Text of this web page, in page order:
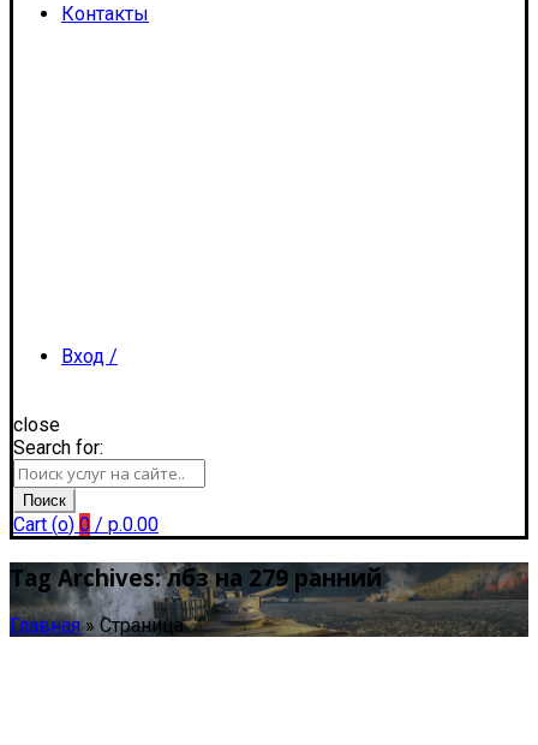
Контакты
Вход /
Регистрация
close
Search for:
Поиск
Cart (o) 0 / р.0.00
Tag Archives: лбз на 279 ранний
Главная» Страница